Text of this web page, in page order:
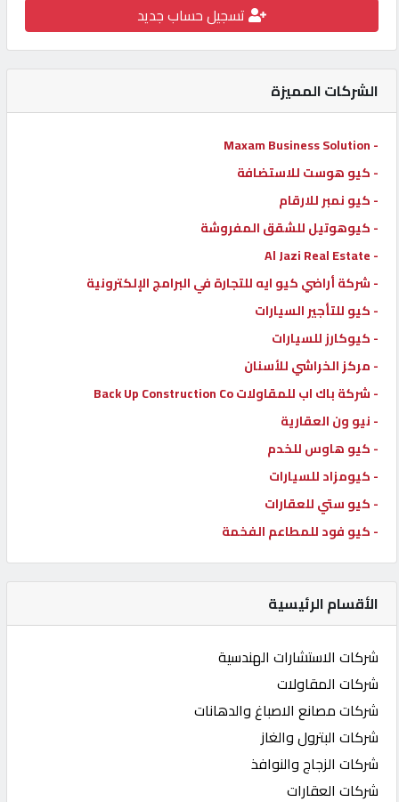
كيو
كارز
كيو
ماركت
الدليل
القطري
POWERED
QHOST
تسجيل حساب جديد
الشركات المميزة
- Maxam Business Solution
- كيو هوست للاستضافة
- كيو نمبر للارقام
- كيوهوتيل للشقق المفروشة
- Al Jazi Real Estate
- شركة أراضي كيو ايه للتجارة في البرامج الإلكترونية
- كيو للتأجير السيارات
- كيوكارز للسيارات
- مركز الخراشي للأسنان
- شركة باك اب للمقاولات Back Up Construction Co
- نيو ون العقارية
- كيو هاوس للخدم
- كيومزاد للسيارات
- كيو ستي للعقارات
- كيو فود للمطاعم الفخمة
الأقسام الرئيسية
شركات الاستشارات الهندسية
شركات المقاولات
شركات مصانع الاصباغ والدهانات
شركات البترول والغاز
شركات الزجاج والنوافذ
شركات العقارات